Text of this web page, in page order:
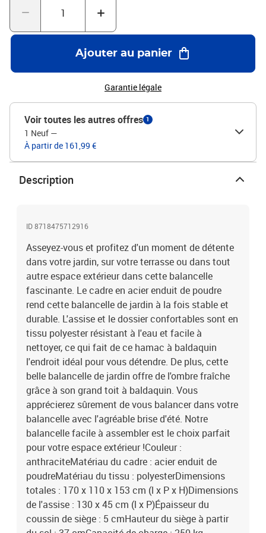
H)Dimensions de l'assise : 130 x 45 cm (l x P)Épaisseur du coussin
charge : 250 kg
Ajouter au panier
Garantie légale
Voir toutes les autres offres 1
1 Neuf —
À partir de 161,99 €
Description
ID 8718475712916
Asseyez-vous et profitez d'un moment de détente
dans votre jardin, sur votre terrasse ou dans tout
autre espace extérieur dans cette balancelle
fascinante. Le cadre en acier enduit de poudre
rend cette balancelle de jardin à la fois stable et
durable. L'assise et le dossier confortables sont en
tissu polyester résistant à l'eau et facile à
nettoyer, ce qui fait de ce hamac à baldaquin
l'endroit idéal pour vous détendre. De plus, cette
belle balancelle de jardin offre de l'ombre fraîche
grâce à son grand toit à baldaquin. Vous
apprécierez sûrement de vous balancer dans votre
balancelle avec l'agréable brise d'été. Notre
balancelle facile à assembler est le choix parfait
pour votre espace extérieur !Couleur :
anthraciteMatériau du cadre : acier enduit de
poudreMatériau du tissu : polyesterDimensions
totales : 170 x 110 x 153 cm (l x P x H)Dimensions
de l'assise : 130 x 45 cm (l x P)Épaisseur du
coussin de siège : 5 cmHauteur du siège à partir